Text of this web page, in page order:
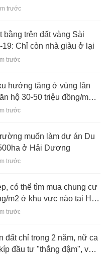
trước
bằng trên đất vàng Sài
19: Chỉ còn nhà giàu ở lại
trước
hướng tăng ở vùng lân
hộ 30-50 triệu đồng/m2
ở khu trung tâm
trước
muốn làm dự án Du
ở Hải Dương
trước
có thể tìm mua chung cư
m2 ở khu vực nào tại Hà
trước
đất chỉ trong 2 năm, nữ ca
đầu tư "thắng đậm", vừa